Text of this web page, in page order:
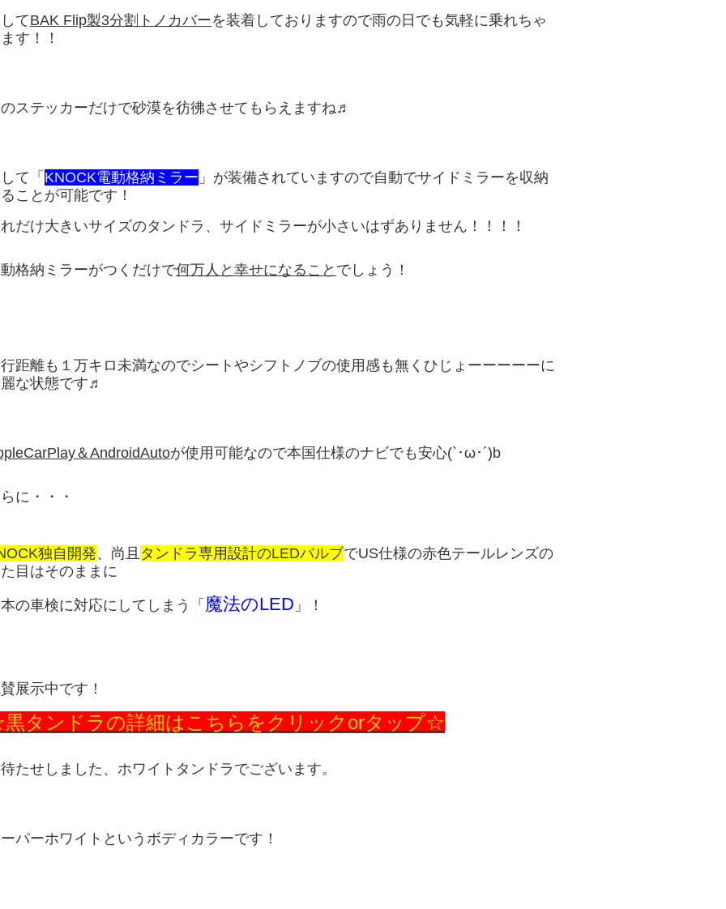
てBAK Flip製3分割トノカバーを装着しておりますので雨の日でも気軽に乗れちゃ
す！！
ステッカーだけで砂漠を彷彿させてもらえますね♬
て「 KNOCK電動格納ミラー 」が装備されていますので自動でサイドミラーを収納
ことが可能です！
だけ大きいサイズのタンドラ、サイドミラーが小さいはずありません！！！！
格納ミラーがつくだけで何万人と幸せになること でしょう！
距離も１万キロ未満なのでシートやシフトノブの使用感も無くひじょーーーーーに
な状態です♬
＆AndroidAutoが使用可能なので本国仕様のナビでも安心(`･ω･´)b
に・・・
独自開発、尚且 タンドラ専用設計のLEDバルブでUS仕様の赤色テールレンズの
目はそのままに
の車検に対応にしてしまう 「 魔法のLED 」 ！
展示中です！
タンドラの詳細はこちらをクリックorタップ☆
たせしました、ホワイトタンドラでございます。
パーホワイトというボディカラーです！